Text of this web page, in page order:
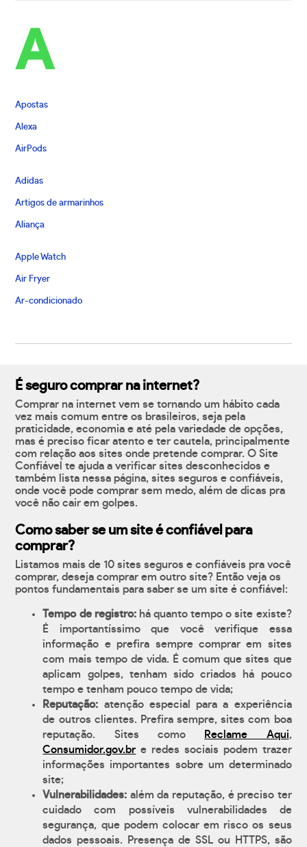
A
Apostas
Alexa
AirPods
Adidas
Artigos de armarinhos
Aliança
Apple Watch
Air Fryer
Ar-condicionado
É seguro comprar na internet?
Comprar na internet vem se tornando um hábito cada
vez mais comum entre os brasileiros, seja pela
praticidade, economia e até pela variedade de opções,
mas é preciso ficar atento e ter cautela, principalmente
com relação aos sites onde pretende comprar. O Site
Confiável te ajuda a verificar sites desconhecidos e
também lista nessa página, sites seguros e confiáveis,
onde você pode comprar sem medo, além de dicas pra
você não cair em golpes.
Como saber se um site é confiável para
comprar?
Listamos mais de 10 sites seguros e confiáveis pra você
comprar, deseja comprar em outro site? Então veja os
pontos fundamentais para saber se um site é confiável:
Tempo de registro:há quanto tempo o site existe?
É importantíssimo que você verifique essa
informação e prefira sempre comprar em sites
com mais tempo de vida. É comum que sites que
aplicam golpes, tenham sido criados há pouco
tempo e tenham pouco tempo de vida;
Reputação: atenção especial para a experiência
de outros clientes. Prefira sempre, sites com boa
reputação. Sites como
Reclame Aqui,
Consumidor.gov.br e redes sociais podem trazer
informações importantes sobre um determinado
site;
Vulnerabilidades: além da reputação, é preciso ter
cuidado com possíveis vulnerabilidades de
segurança, que podem colocar em risco os seus
dados pessoais. Presença de SSL ou HTTPS, são